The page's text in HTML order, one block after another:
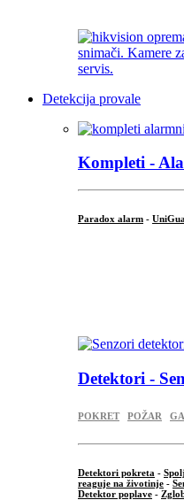
Detekcija provale
Kompleti -
Paradox alarm -
Detektori -
POKRET POŽAR
Detektori pokreta -
reaguje na životinje -
Detektor poplave -